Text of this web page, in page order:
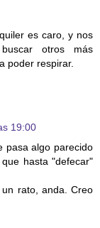
es caro, y nos
otros más
poder respirar.
19:00
pasa algo parecido
hasta "defecar"
rato, anda. Creo